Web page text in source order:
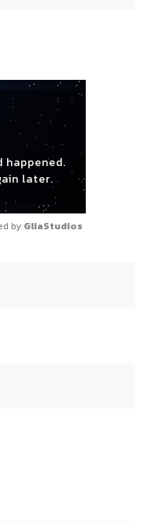
happened.
later.
by GliaStudios